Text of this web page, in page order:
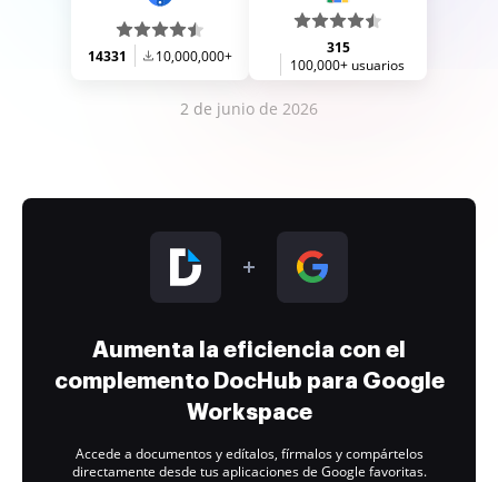
14331 10,000,000+
315
100,000+ usuarios
2 de junio de 2026
Aumenta la eficiencia con el
complemento DocHub para Google
Workspace
Accede a documentos y edítalos, fírmalos y compártelos
directamente desde tus aplicaciones de Google favoritas.